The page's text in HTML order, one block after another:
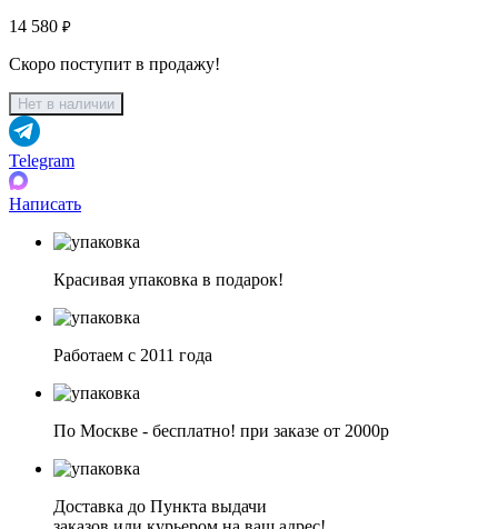
14 580 ₽
Скоро поступит в продажу!
Нет в наличии
Telegram
Написать
Красивая упаковка в подарок!
Работаем с 2011 года
По Москве - бесплатно! при заказе от 2000р
Доставка до Пункта выдачи